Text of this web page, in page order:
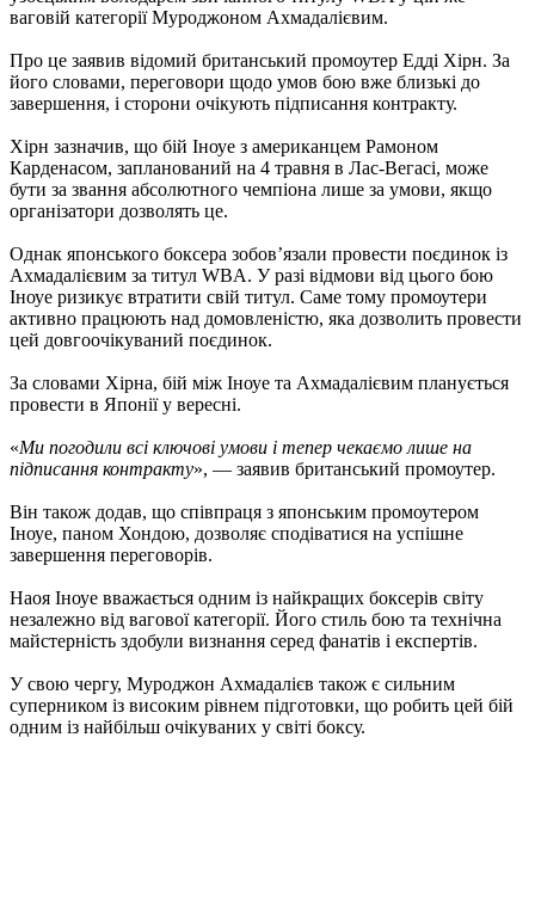
ваговій категорії Муроджоном Ахмадалієвим.
Про це заявив відомий британський промоутер Едді Хірн. За
його словами, переговори щодо умов бою вже близькі до
завершення, і сторони очікують підписання контракту.
Хірн зазначив, що бій Іноуе з американцем Рамоном
Карденасом, запланований на 4 травня в Лас-Вегасі, може
бути за звання абсолютного чемпіона лише за умови, якщо
організатори дозволять це.
Однак японського боксера зобов’язали провести поєдинок із
Ахмадалієвим за титул WBA. У разі відмови від цього бою
Іноуе ризикує втратити свій титул. Саме тому промоутери
активно працюють над домовленістю, яка дозволить провести
цей довгоочікуваний поєдинок.
За словами Хірна, бій між Іноуе та Ахмадалієвим планується
провести в Японії у вересні.
«Ми погодили всі ключові умови і тепер чекаємо лише на
підписання контракту», — заявив британський промоутер.
Він також додав, що співпраця з японським промоутером
Іноуе, паном Хондою, дозволяє сподіватися на успішне
завершення переговорів.
Наоя Іноуе вважається одним із найкращих боксерів світу
незалежно від вагової категорії. Його стиль бою та технічна
майстерність здобули визнання серед фанатів і експертів.
У свою чергу, Муроджон Ахмадалієв також є сильним
суперником із високим рівнем підготовки, що робить цей бій
одним із найбільш очікуваних у світі боксу.